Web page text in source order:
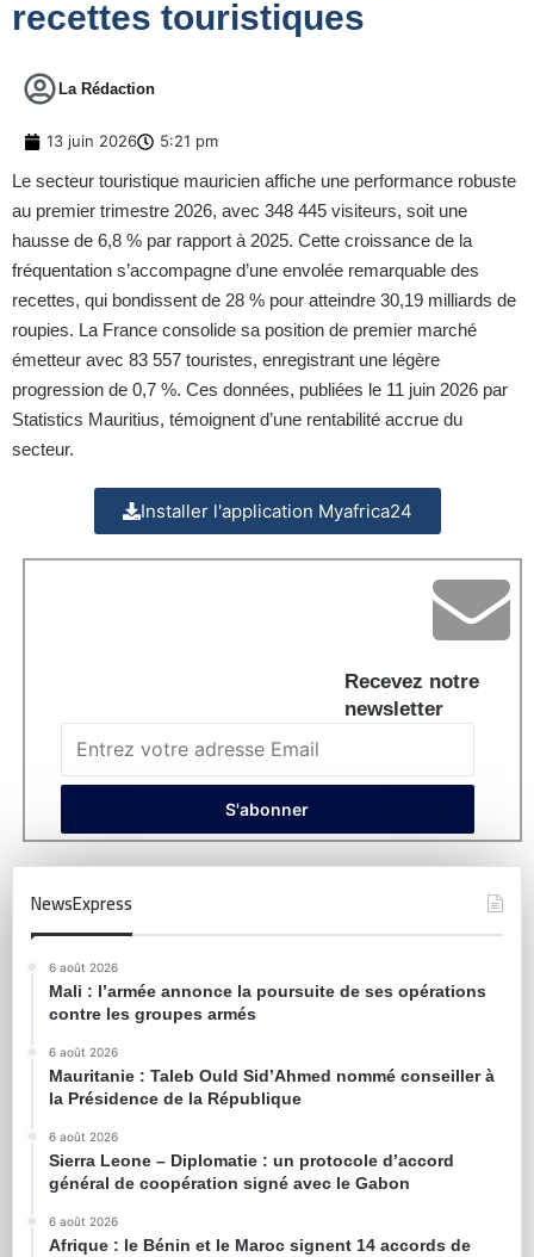
recettes touristiques
La Rédaction
13 juin 2026 5:21 pm
Le secteur touristique mauricien affiche une performance robuste
au premier trimestre 2026, avec 348 445 visiteurs, soit une
hausse de 6,8 % par rapport à 2025. Cette croissance de la
fréquentation s’accompagne d’une envolée remarquable des
recettes, qui bondissent de 28 % pour atteindre 30,19 milliards de
roupies. La France consolide sa position de premier marché
émetteur avec 83 557 touristes, enregistrant une légère
progression de 0,7 %. Ces données, publiées le 11 juin 2026 par
Statistics Mauritius, témoignent d’une rentabilité accrue du
secteur.
Installer l'application Myafrica24
Recevez notre
newsletter
NewsExpress
6 août 2026
Mali : l’armée annonce la poursuite de ses opérations
contre les groupes armés
6 août 2026
Mauritanie : Taleb Ould Sid’Ahmed nommé conseiller à
la Présidence de la République
6 août 2026
Sierra Leone – Diplomatie : un protocole d’accord
général de coopération signé avec le Gabon
6 août 2026
Afrique : le Bénin et le Maroc signent 14 accords de